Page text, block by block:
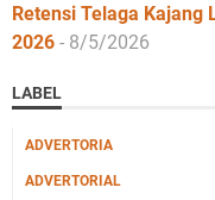
Retensi Telaga Kajang
2026 - 8/5/2026
LABEL
ADVERTORIA
ADVERTORIAL